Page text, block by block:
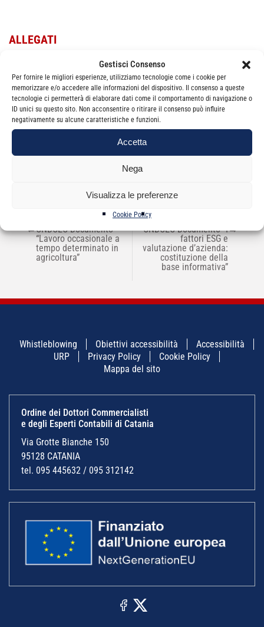
Gestisci Consenso
Per fornire le migliori esperienze, utilizziamo tecnologie come i cookie per
memorizzare e/o accedere alle informazioni del dispositivo. Il consenso a queste
tecnologie ci permetterà di elaborare dati come il comportamento di navigazione o
ID unici su questo sito. Non acconsentire o ritirare il consenso può influire
negativamente su alcune caratteristiche e funzioni.
Accetta
Nega
Visualizza le preferenze
Cookie Policy
ALLEGATI
Informativa_n_106-2024_pdf
CategorieNews
ARTICOLI
←CNDCEC Documento
“Lavoro occasionale a
tempo determinato in
agricoltura”
CNDCEC Documento “I
fattori ESG e
valutazione d’azienda:
costituzione della
base informativa”
→
Whistleblowing Obiettivi accessibilità
Accessibilità
URP
Privacy Policy
Cookie Policy
Mappa del sito
Ordine dei Dottori Commercialisti
e degli Esperti Contabili di Catania
Via Grotte Bianche 150
95128 CATANIA
tel. 095 445632 / 095 312142